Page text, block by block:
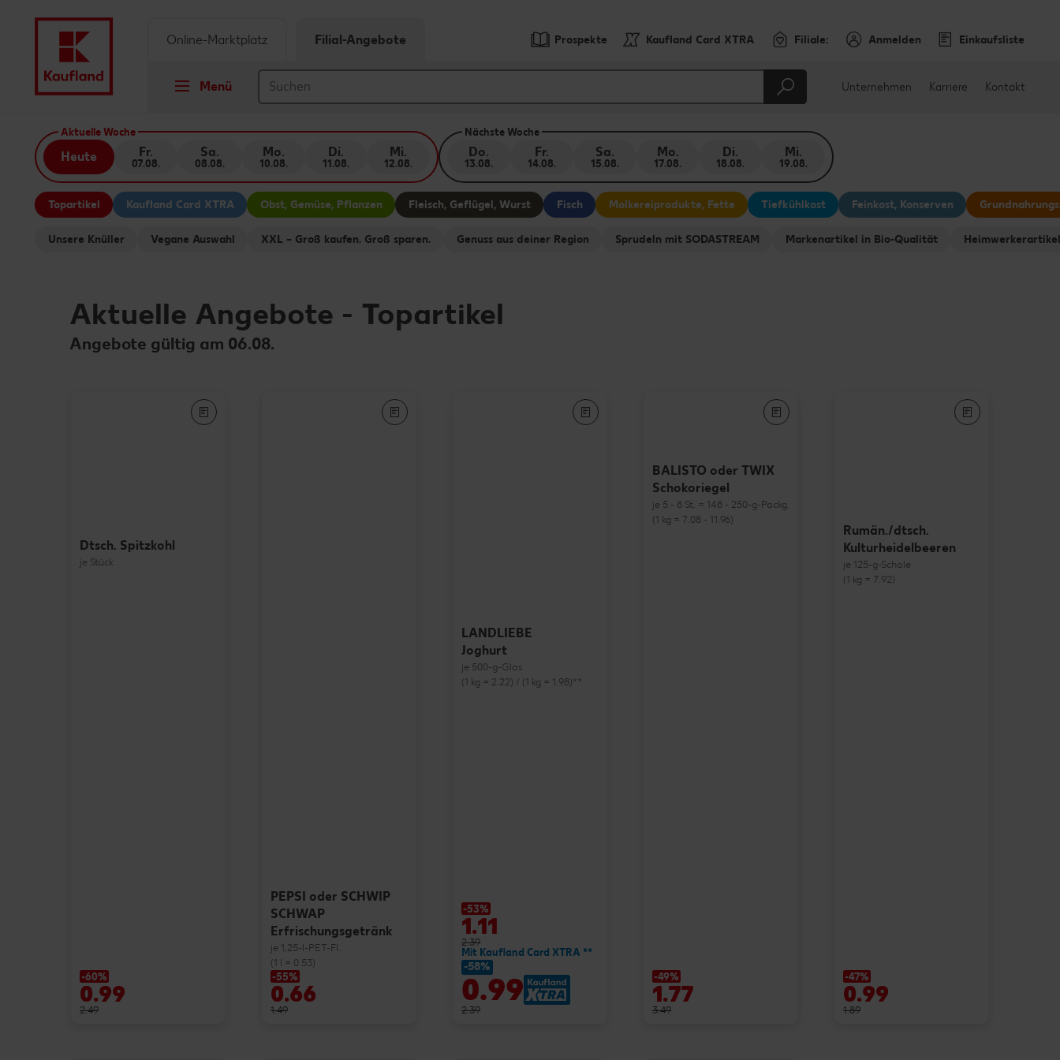
Springe zu
Hauptinhalt
Footer
Prospekte Kaufland Card XTRA Filiale: Anmelden Einkaufsliste
Menü
Online-Marktplatz Filial-Angebote
Unternehmen Karriere Kontakt
Aktuelle Woche
Heute Fr.
07.08.
Sa.
08.08.
Mo.
10.08.
Di.
11.08.
Mi.
12.08.
Nächste Woche
Do.
13.08.
Fr.
14.08.
Sa.
15.08.
Mo.
17.08.
Di.
18.08.
Mi.
19.08.
Topartikel Kaufland Card XTRA Obst, Gemüse, Pflanzen Fleisch, Geflügel, Wurst Fisch Molkereiprodukte, Fette Tiefkühlkost Feinkost, Konserven
Unsere Knüller Vegane Auswahl XXL – Groß kaufen. Groß sparen. Genuss aus deiner Region Sprudeln mit SODASTREAM Markenartikel in Bio-Qualität Heimwerkerartikel
Aktuelle Angebote - Topartikel
Angebote gültig am 06.08.
Dtsch. Spitzkohl
je Stück
-60%
0.99
2.49
PEPSI oder SCHWIP
SCHWAP
Erfrischungsgetränk
je 1,25-l-PET-Fl.
(1 l = 0.53)
-55%
0.66
1.49
LANDLIEBE
Joghurt
je 500-g-Glas
(1 kg = 2.22) / (1 kg = 1.98)**
-53%
1.11
2.39
Mit Kaufland Card XTRA **
-58%
0.99
2.39
BALISTO oder TWIX
Schokoriegel
je 5 - 8 St. = 148 - 250-g-Packg.
(1 kg = 7.08 - 11.96)
-49%
1.77
3.49
Rumän./dtsch.
Kulturheidelbeeren
je 125-g-Schale
(1 kg = 7.92)
-47%
0.99
1.89